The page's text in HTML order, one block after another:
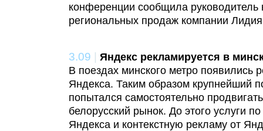
конференции сообщила руководитель
региональных продаж компании Лидия
3.09 | Яндекс рекламируется в
В поездах минского метро появились
Яндекса. Таким образом крупнейший
попытался самостоятельно
белорусский рынок. До этого услуги
Яндекса и контекстную рекламу от